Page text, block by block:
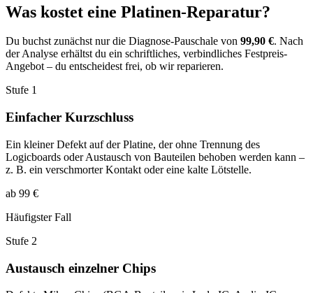
Was kostet eine Platinen-Reparatur?
Du buchst zunächst nur die Diagnose-Pauschale von 99,90 €. Nach
der Analyse erhältst du ein schriftliches, verbindliches Festpreis-
Angebot – du entscheidest frei, ob wir reparieren.
Stufe 1
Einfacher Kurzschluss
Ein kleiner Defekt auf der Platine, der ohne Trennung des
Logicboards oder Austausch von Bauteilen behoben werden kann –
z. B. ein verschmorter Kontakt oder eine kalte Lötstelle.
ab 99 €
Häufigster Fall
Stufe 2
Austausch einzelner Chips